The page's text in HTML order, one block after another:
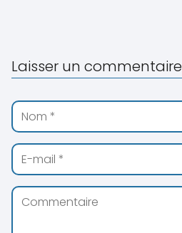
Laisser un commentaire